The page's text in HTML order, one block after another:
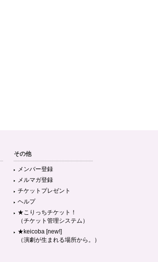
その他
メンバー登録
メルマガ登録
チケットプレゼント
ヘルプ
★こりっちチケット！
（チケット管理システム）
★keicoba [new!]
（演劇が生まれる場所から。）